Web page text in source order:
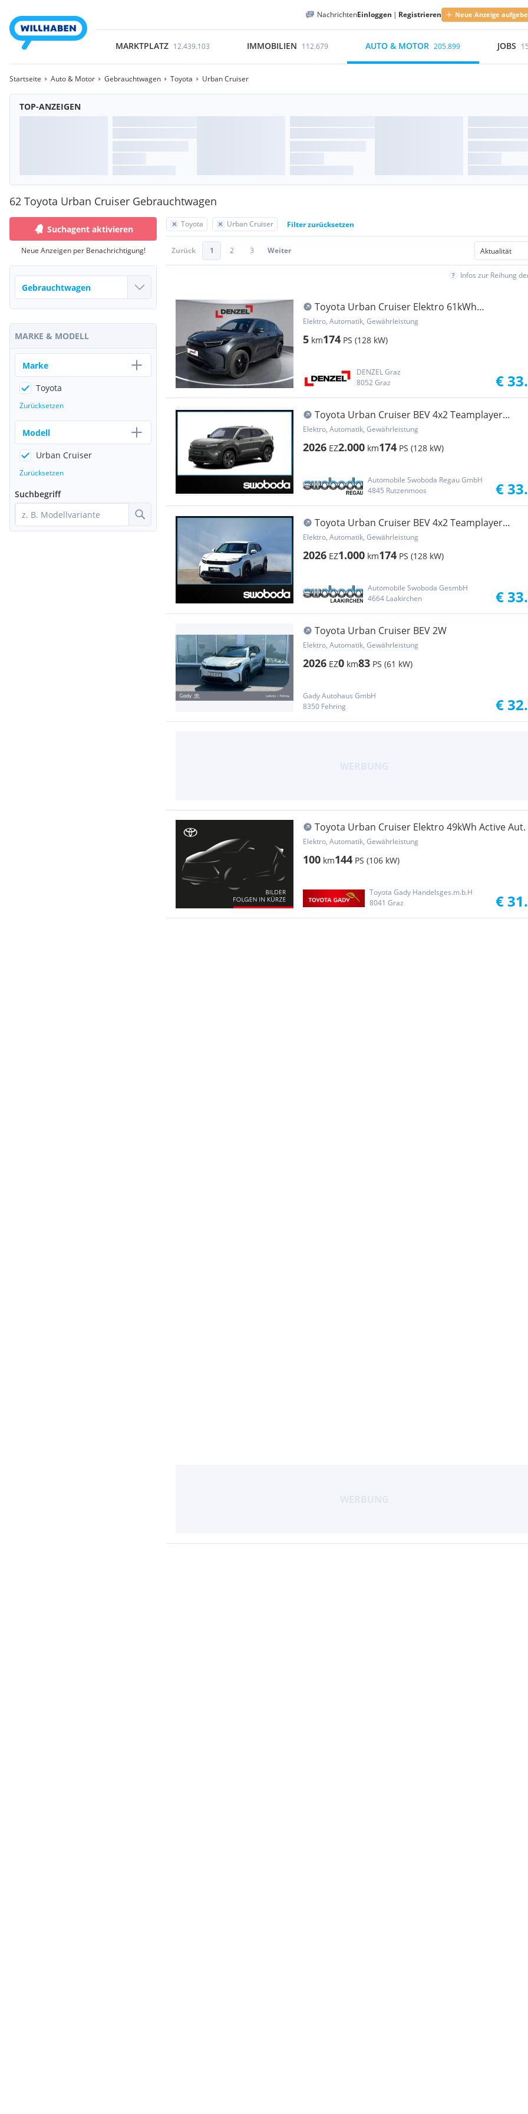
NachrichtenEinloggen | Registrieren Neue Anzeige
MARKTPLATZ 12.439.103 IMMOBILIEN 112.679 AUTO & MOTOR 205.899 JOBS
Startseite Auto & Motor Gebrauchtwagen Toyota Urban Cruiser
TOP-ANZEIGEN
62 Toyota Urban Cruiser Gebrauchtwagen
Toyota Urban Cruiser Filter zurücksetzen
Zurück 1 2 3 Weiter
Infos zur Reihung
Toyota Urban Cruiser Elektro 61kWh
Teamplayer Aut.
Elektro, Automatik, Gewährleistung
5 km174 PS (128 kW)
DENZEL Graz
8052 Graz
€
Toyota Urban Cruiser BEV 4x2 Teamplayer
128kW
Elektro, Automatik, Gewährleistung
2026 EZ2.000 km174 PS (128 kW)
Automobile Swoboda Regau GmbH
4845 Rutzenmoos
€
Toyota Urban Cruiser BEV 4x2 Teamplayer
128kW
Elektro, Automatik, Gewährleistung
2026 EZ1.000 km174 PS (128 kW)
Automobile Swoboda GesmbH
4664 Laakirchen
€
Toyota Urban Cruiser BEV 2W
Elektro, Automatik, Gewährleistung
2026 EZ0 km83 PS (61 kW)
Gady Autohaus GmbH
8350 Fehring
€
Toyota Urban Cruiser Elektro 49kWh Active Aut.
Elektro, Automatik, Gewährleistung
100 km144 PS (106 kW)
Toyota Gady Handelsges.m.b.H
8041 Graz
€
Suchagent aktivieren
Neue Anzeigen per Benachrichtigung!
MARKE & MODELL
Marke
Toyota
Zurücksetzen
Modell
Urban Cruiser
Zurücksetzen
Suchbegriff